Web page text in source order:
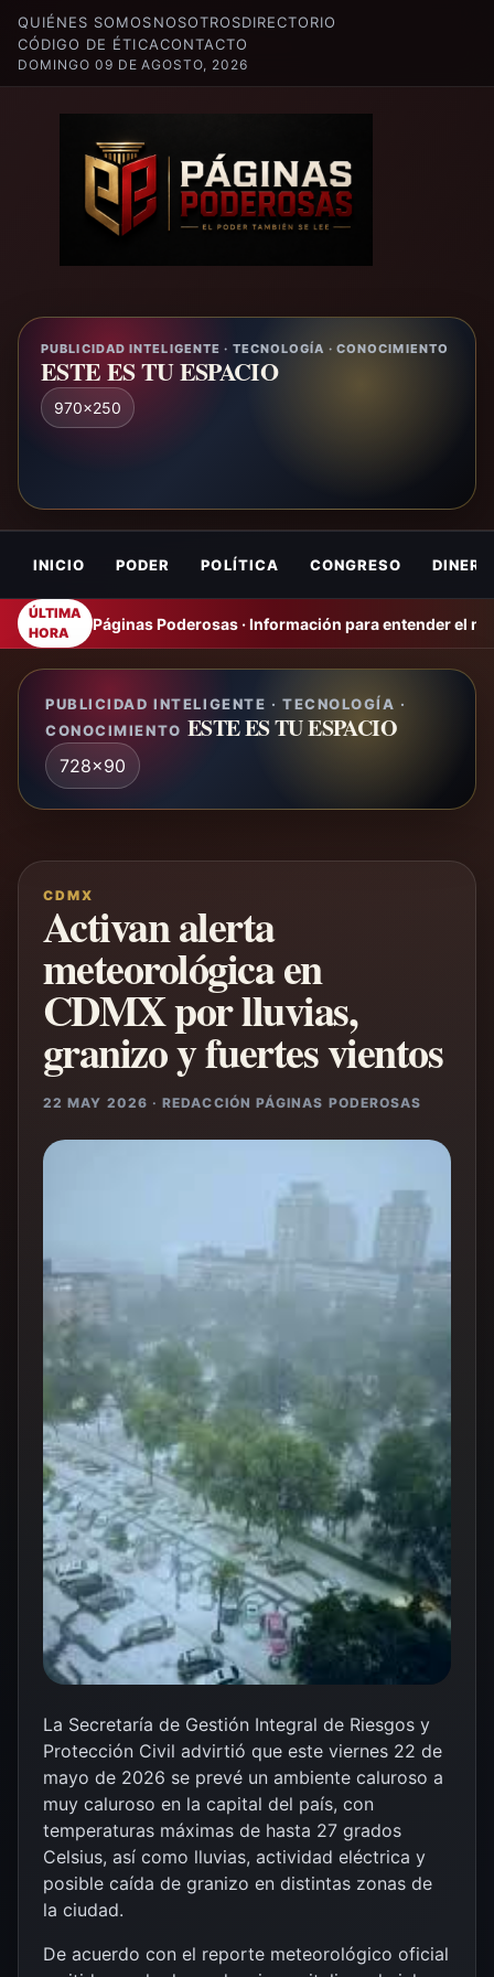
QUIÉNES SOMOSNOSOTROSDIRECTORIO
CÓDIGO DE ÉTICACONTACTO
DOMINGO 09 DE AGOSTO, 2026
PUBLICIDAD INTELIGENTE · TECNOLOGÍA · CONOCIMIENTO
ESTE ES TU ESPACIO
970x250
INICIO PODER POLÍTICA CONGRESO DINERO
ÚLTIMA
HORA
Páginas Poderosas · Información para entender el
PUBLICIDAD INTELIGENTE · TECNOLOGÍA ·
CONOCIMIENTO ESTE ES TU ESPACIO
728x90
CDMX
Activan alerta
meteorológica en
CDMX por lluvias,
granizo y fuertes vientos
22 MAY 2026 · REDACCIÓN PÁGINAS PODEROSAS
La Secretaría de Gestión Integral de Riesgos y
Protección Civil advirtió que este viernes 22 de
mayo de 2026 se prevé un ambiente caluroso a
muy caluroso en la capital del país, con
temperaturas máximas de hasta 27 grados
Celsius, así como lluvias, actividad eléctrica y
posible caída de granizo en distintas zonas de
la ciudad.
De acuerdo con el reporte meteorológico oficial